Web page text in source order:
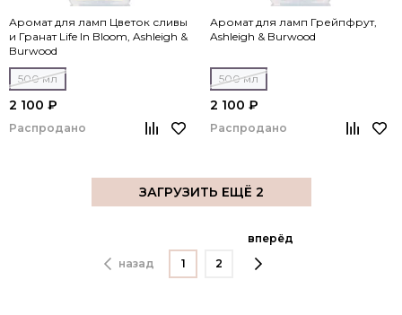
Аромат для ламп Цветок сливы
и Гранат Life In Bloom, Ashleigh &
Burwood
500 мл
2 100 ₽
Распродано
Аромат для ламп Грейпфрут,
Ashleigh & Burwood
500 мл
2 100 ₽
Распродано
ЗАГРУЗИТЬ ЕЩЁ 2
назад 1 2
вперёд